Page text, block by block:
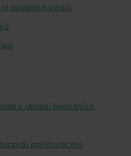
osobních údajů
v oblasti finančních
pojišťovacího